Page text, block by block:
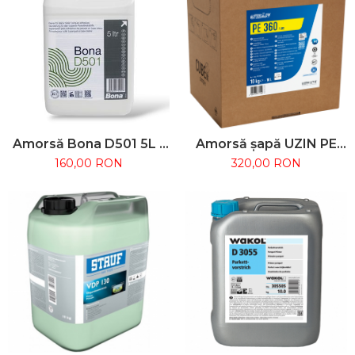
Amorsă Bona D501 5L –
Dispersie
monocomponentă
pentru suporturi
absorbante
160,00 RON
Amorsă șapă UZIN PE
360 PLUS 10kg
320,00 RON